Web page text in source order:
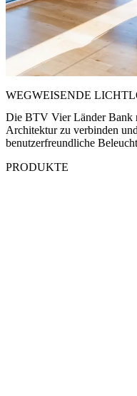
WEGWEISENDE
Die BTV Vier Länder Bank
Architektur zu verbinden
benutzerfreundliche
PRODUKTE